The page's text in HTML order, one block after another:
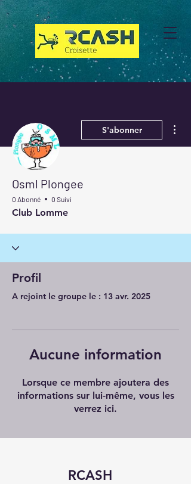
S'abonner
Osml Plongee
0 Abonné 0 Suivi
Club Lomme
Profil
A rejoint le groupe le : 13 avr. 2025
Aucune information
Lorsque ce membre ajoutera des
informations sur lui-même, vous les
verrez ici.
RCASH